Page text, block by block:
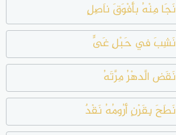
نَجَا مِنْهُ بأَفْوَقَ ناَصِلٍ
نَشِبَ في حَبْلِ غَىٍّ
نَقَض الَّدهْرُ مِرَّتَهُ
نَطَحَ بِقَرْنٍ أَرُومُهُ نَقْدٌ